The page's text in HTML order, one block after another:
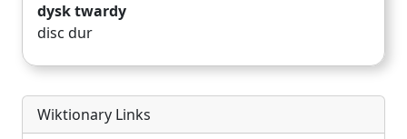
dysk twardy
disc dur
Wiktionary Links